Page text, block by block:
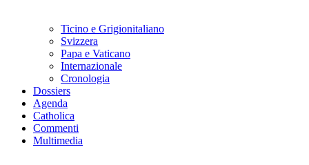
Ticino e Grigionitaliano
Svizzera
Papa e Vaticano
Internazionale
Cronologia
Dossiers
Agenda
Catholica
Commenti
Multimedia